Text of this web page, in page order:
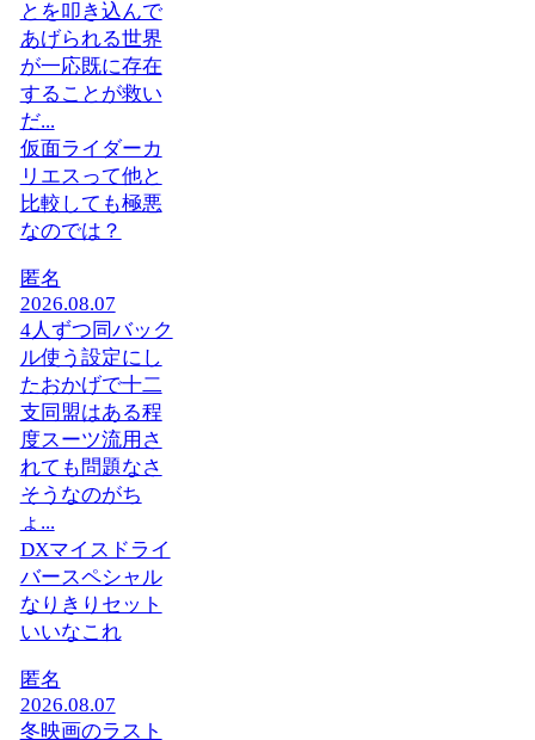
とを叩き込んで
あげられる世界
が一応既に存在
することが救い
だ...
仮面ライダーカ
リエスって他と
比較しても極悪
なのでは？
匿名
2026.08.07
4人ずつ同バック
ル使う設定にし
たおかげで十二
支同盟はある程
度スーツ流用さ
れても問題なさ
そうなのがち
ょ...
DXマイスドライ
バースペシャル
なりきりセット
いいなこれ
匿名
2026.08.07
冬映画のラスト